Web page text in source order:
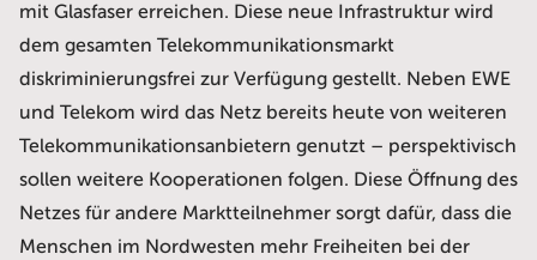
mit Glasfaser erreichen. Diese neue Infrastruktur wird
dem gesamten Telekommunikationsmarkt
diskriminierungsfrei zur Verfügung gestellt. Neben EWE
und Telekom wird das Netz bereits heute von weiteren
Telekommunikationsanbietern genutzt – perspektivisch
sollen weitere Kooperationen folgen. Diese Öffnung des
Netzes für andere Marktteilnehmer sorgt dafür, dass die
Menschen im Nordwesten mehr Freiheiten bei der